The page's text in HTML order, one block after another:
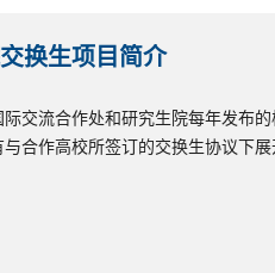
换生项目简介
际交流合作处和研究生院每年发布的
合作高校所签订的交换生协议下